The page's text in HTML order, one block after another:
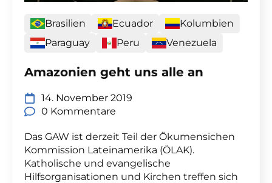
Brasilien Ecuador
Kolumbien
Paraguay
Peru Venezuela
Amazonien geht uns alle an
14. November 2019
0 Kommentare
Das GAW ist derzeit Teil der Ökumensichen
Kommission Lateinamerika (ÖLAK).
Katholische und evangelische
Hilfsorganisationen und Kirchen treffen sich